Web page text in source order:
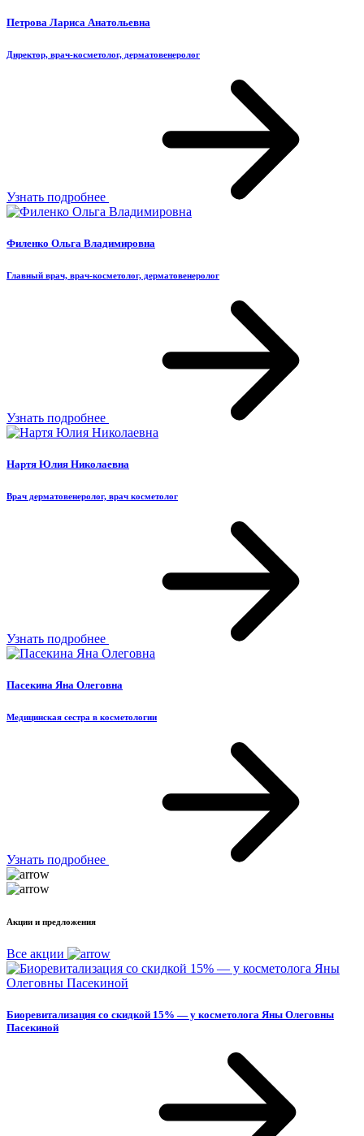
Петрова Лариса Анатольевна
Директор, врач-косметолог, дерматовенеролог
Узнать подробнее
Филенко Ольга Владимировна
Главный врач, врач-косметолог, дерматовенеролог
Узнать подробнее
Нартя Юлия Николаевна
Врач дерматовенеролог, врач косметолог
Узнать подробнее
Пасекина Яна Олеговна
Медицинская сестра в косметологии
Узнать подробнее
Акции и предложения
Все акции
Биоревитализация со скидкой 15% — у косметолога Яны Олеговны
Пасекиной